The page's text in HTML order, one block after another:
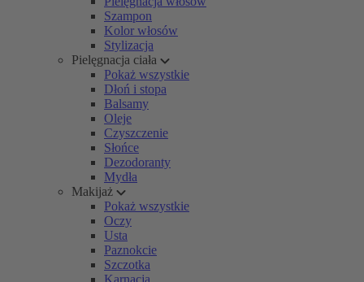
Szampon
Kolor włosów
Stylizacja
Pielęgnacja ciała
Pokaż wszystkie
Dłoń i stopa
Balsamy
Oleje
Czyszczenie
Słońce
Dezodoranty
Mydła
Makijaż
Pokaż wszystkie
Oczy
Usta
Paznokcie
Szczotka
Karnacja